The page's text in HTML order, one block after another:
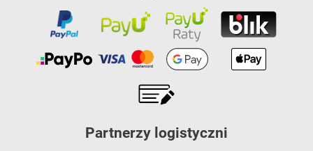
Partnerzy logistyczni